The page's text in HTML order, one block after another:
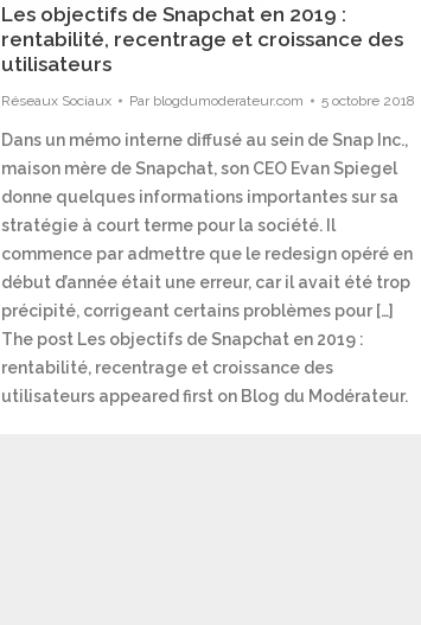
Les objectifs de Snapchat en 2019 :
rentabilité, recentrage et croissance des
utilisateurs
Réseaux Sociaux Par blogdumoderateur.com 5 octobre 2018
Dans un mémo interne diffusé au sein de Snap Inc.,
maison mère de Snapchat, son CEO Evan Spiegel
donne quelques informations importantes sur sa
stratégie à court terme pour la société. Il
commence par admettre que le redesign opéré en
début d’année était une erreur, car il avait été trop
précipité, corrigeant certains problèmes pour […]
The post Les objectifs de Snapchat en 2019 :
rentabilité, recentrage et croissance des
utilisateurs appeared first on Blog du Modérateur.